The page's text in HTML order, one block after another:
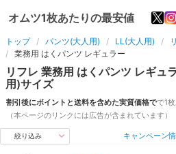
オムツ1枚あたりの最安値
トップ パンツ(大人用) LL(大人用)
業務用 はくパンツ レギュラー
リフレ 業務用 はくパンツ レギュ
用)サイズ
割引後にポイントと送料を含めた実質価格でで1
（本ページのリンクには広告が含まれています）
絞り込み キャンペーン